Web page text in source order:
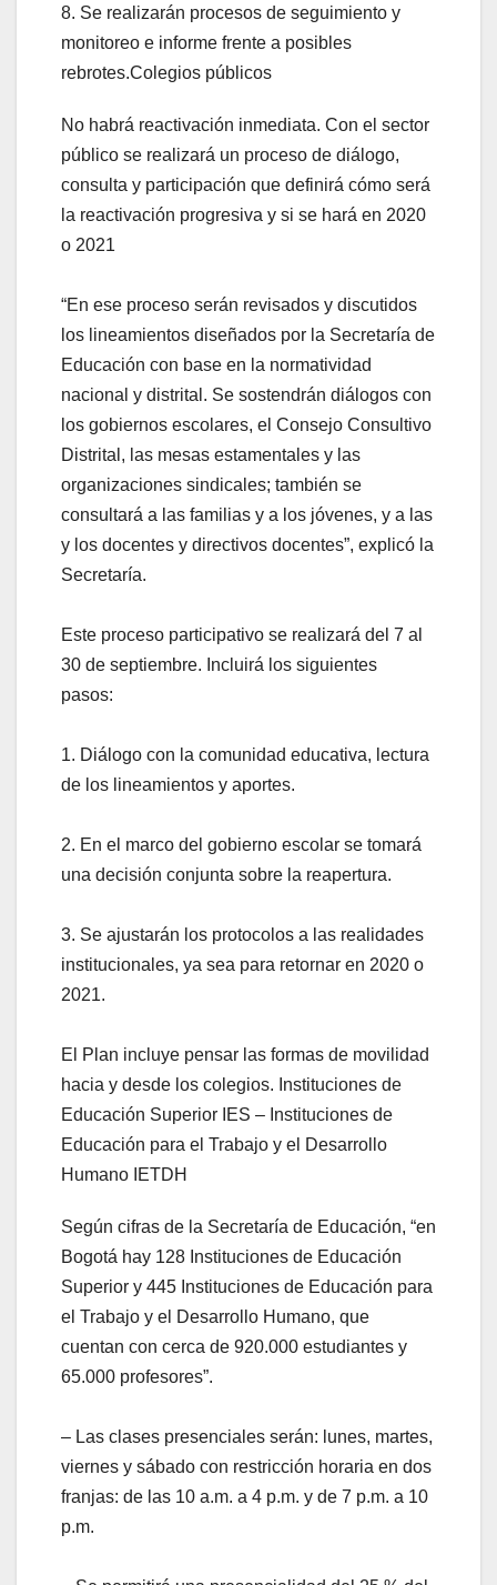
8. Se realizarán procesos de seguimiento y
monitoreo e informe frente a posibles
rebrotes.Colegios públicos
No habrá reactivación inmediata. Con el sector
público se realizará un proceso de diálogo,
consulta y participación que definirá cómo será
la reactivación progresiva y si se hará en 2020
o 2021
“En ese proceso serán revisados y discutidos
los lineamientos diseñados por la Secretaría de
Educación con base en la normatividad
nacional y distrital. Se sostendrán diálogos con
los gobiernos escolares, el Consejo Consultivo
Distrital, las mesas estamentales y las
organizaciones sindicales; también se
consultará a las familias y a los jóvenes, y a las
y los docentes y directivos docentes”, explicó la
Secretaría.
Este proceso participativo se realizará del 7 al
30 de septiembre. Incluirá los siguientes
pasos:
1. Diálogo con la comunidad educativa, lectura
de los lineamientos y aportes.
2. En el marco del gobierno escolar se tomará
una decisión conjunta sobre la reapertura.
3. Se ajustarán los protocolos a las realidades
institucionales, ya sea para retornar en 2020 o
2021.
El Plan incluye pensar las formas de movilidad
hacia y desde los colegios. Instituciones de
Educación Superior IES – Instituciones de
Educación para el Trabajo y el Desarrollo
Humano IETDH
Según cifras de la Secretaría de Educación, “en
Bogotá hay 128 Instituciones de Educación
Superior y 445 Instituciones de Educación para
el Trabajo y el Desarrollo Humano, que
cuentan con cerca de 920.000 estudiantes y
65.000 profesores”.
– Las clases presenciales serán: lunes, martes,
viernes y sábado con restricción horaria en dos
franjas: de las 10 a.m. a 4 p.m. y de 7 p.m. a 10
p.m.